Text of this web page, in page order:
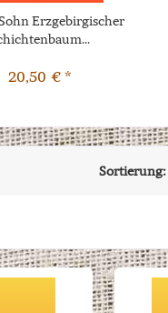
Erzgebirgischer
20,50 € *
Sortierung: